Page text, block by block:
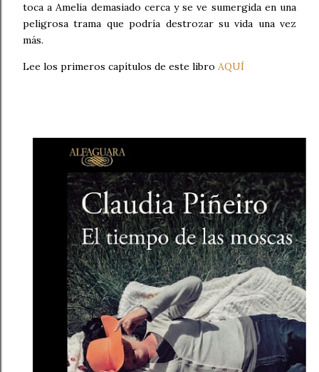
toca a Amelia demasiado cerca y se ve sumergida en una
peligrosa trama que podría destrozar su vida una vez
más.
Lee los primeros capítulos de este libro AQUÍ